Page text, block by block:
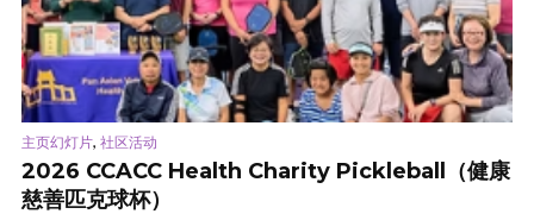
主页幻灯片, 社区活动
2026 CCACC Health Charity Pickleball（健康
慈善匹克球杯）